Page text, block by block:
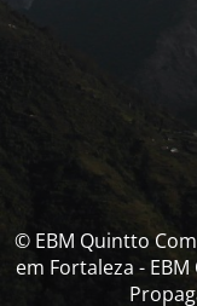
© EBM Quintto
em Fortaleza -